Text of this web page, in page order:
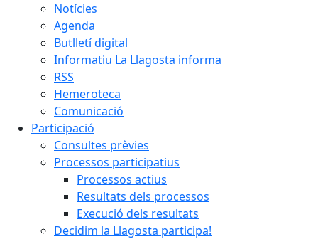
Notícies
Agenda
Butlletí digital
Informatiu La Llagosta informa
RSS
Hemeroteca
Comunicació
Participació
Consultes prèvies
Processos participatius
Processos actius
Resultats dels processos
Execució dels resultats
Decidim la Llagosta participa!